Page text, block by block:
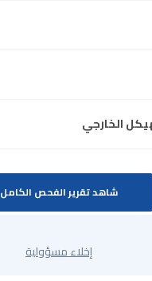
الخارجي
شاهد تقرير الفحص الكامل
إخلاء مسؤولية